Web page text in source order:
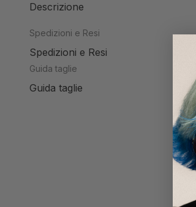
Descrizione
Spedizioni e Resi
Spedizioni e Resi
Guida taglie
Guida taglie